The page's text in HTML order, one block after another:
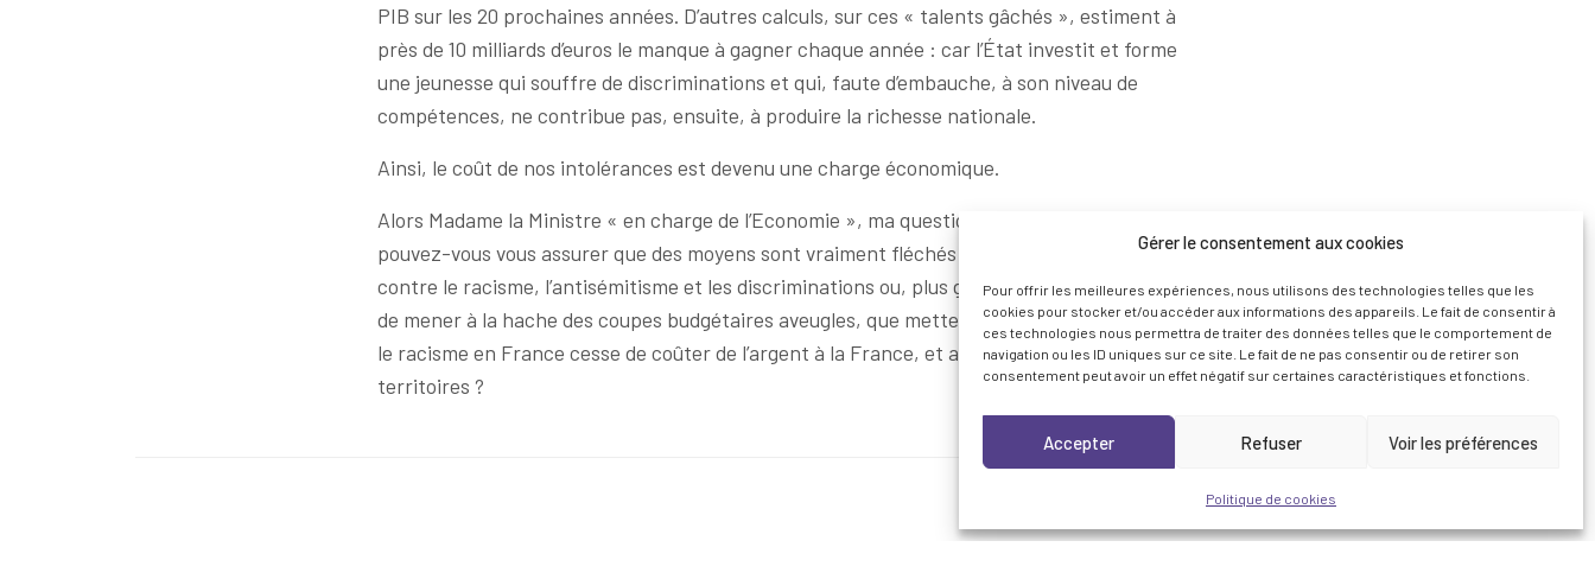
Gérer le consentement aux cookies
Pour offrir les meilleures expériences, nous utilisons des technologies telles que les
cookies pour stocker et/ou accéder aux informations des appareils. Le fait de consentir à
ces technologies nous permettra de traiter des données telles que le comportement de
navigation ou les ID uniques sur ce site. Le fait de ne pas consentir ou de retirer son
consentement peut avoir un effet négatif sur certaines caractéristiques et fonctions.
Accepter Refuser Voir les préférences
Politique de cookies
PIB sur les 20 prochaines années. D’autres calculs, sur ces « talents gâchés », estiment à
près de 10 milliards d’euros le manque à gagner chaque année : car l’État investit et forme
une jeunesse qui souffre de discriminations et qui, faute d’embauche, à son niveau de
compétences, ne contribue pas, ensuite, à produire la richesse nationale.
Ainsi, le coût de nos intolérances est devenu une charge économique.
Alors Madame la Ministre « en charge de l’Economie », ma question est simple : Comment
pouvez-vous vous assurer que des moyens sont vraiment fléchés sur le Plan national
contre le racisme, l’antisémitisme et les discriminations ou, plus globalement, plutôt que
de mener à la hache des coupes budgétaires aveugles, que mettez-vous en place pour que
le racisme en France cesse de coûter de l’argent à la France, et appauvrisse d’autant nos
territoires ?